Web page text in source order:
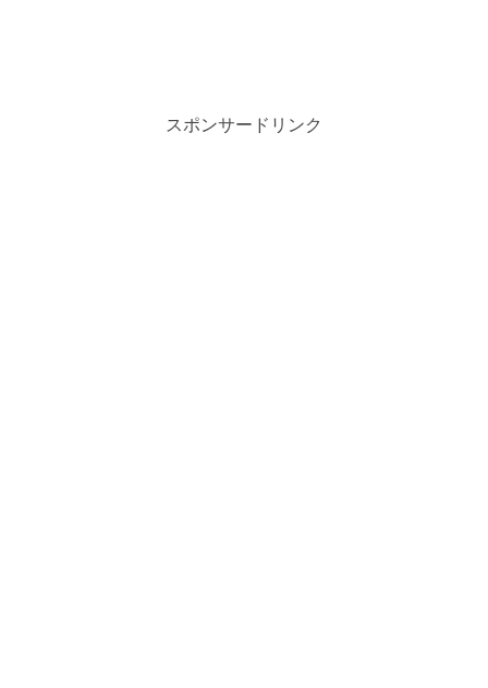
スポンサードリンク